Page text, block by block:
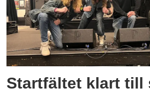
Startfältet klart till